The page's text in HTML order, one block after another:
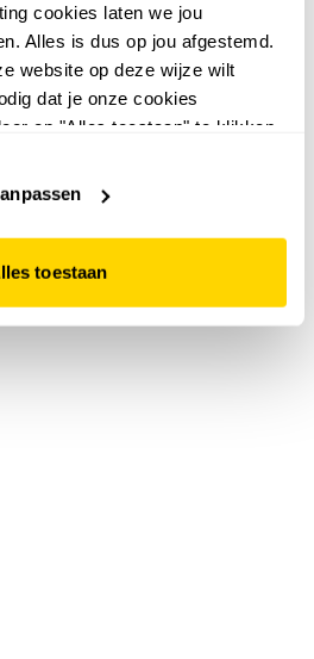
cookies laten we jou
Alles is dus op jou afgestemd.
website op deze wijze wilt
dat je onze cookies
op "Alles toestaan" te klikken.
toestaan